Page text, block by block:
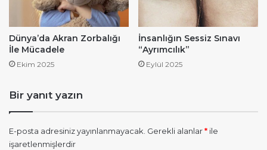
Dünya’da Akran Zorbalığı
İle Mücadele
Ekim 2025
İnsanlığın Sessiz Sınavı
“Ayrımcılık”
Eylül 2025
Bir yanıt yazın
E-posta adresiniz yayınlanmayacak. Gerekli alanlar* ile
işaretlenmişlerdir